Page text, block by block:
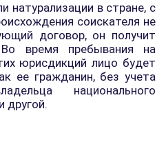
натурализации в стране, с
соискателя не
договор, он получит
время пребывания на
юрисдикций лицо будет
ее гражданин, без учета
национального
другой.